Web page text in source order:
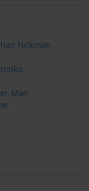
Hickman
Man